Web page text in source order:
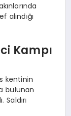
alındığı
Kampı
kentinin
bulunan
Saldırı